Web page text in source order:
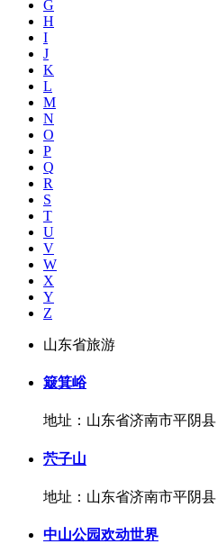
G
H
I
J
K
L
M
N
O
P
Q
R
S
T
U
V
W
X
Y
Z
山东省旅游
簸箕峪
地址：山东省济南市平阴县
茓子山
地址：山东省济南市平阴县
中山公园欢动世界